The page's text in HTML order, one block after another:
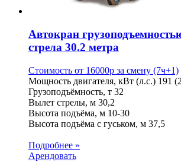
Автокран
стрела 30.2 метра
Стоимость от 16000p за смену (7ч+1)
Мощность двигателя, кВт (л.с.) 191
Грузоподъёмность, т 32
Вылет стрелы, м 30,2
Высота подъёма, м 10-30
Высота подъёма с гуськом, м 37,5
Подробнее »
Арендовать